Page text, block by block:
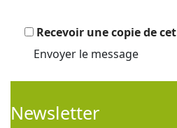
Recevoir une copie de
Envoyer le message
Newsletter